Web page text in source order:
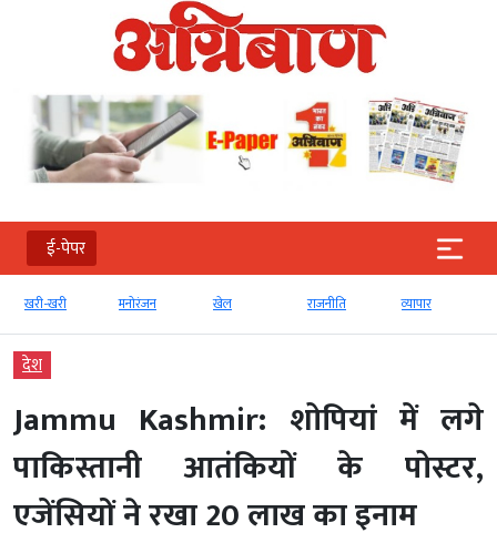
ई-पेपर
खरी-खरी मनोरंजन खेल राजनीति व्‍यापार
देश
Jammu Kashmir: शोपियां में लगे
पाकिस्तानी आतंकियों के पोस्टर,
एजेंसियों ने रखा 20 लाख का इनाम